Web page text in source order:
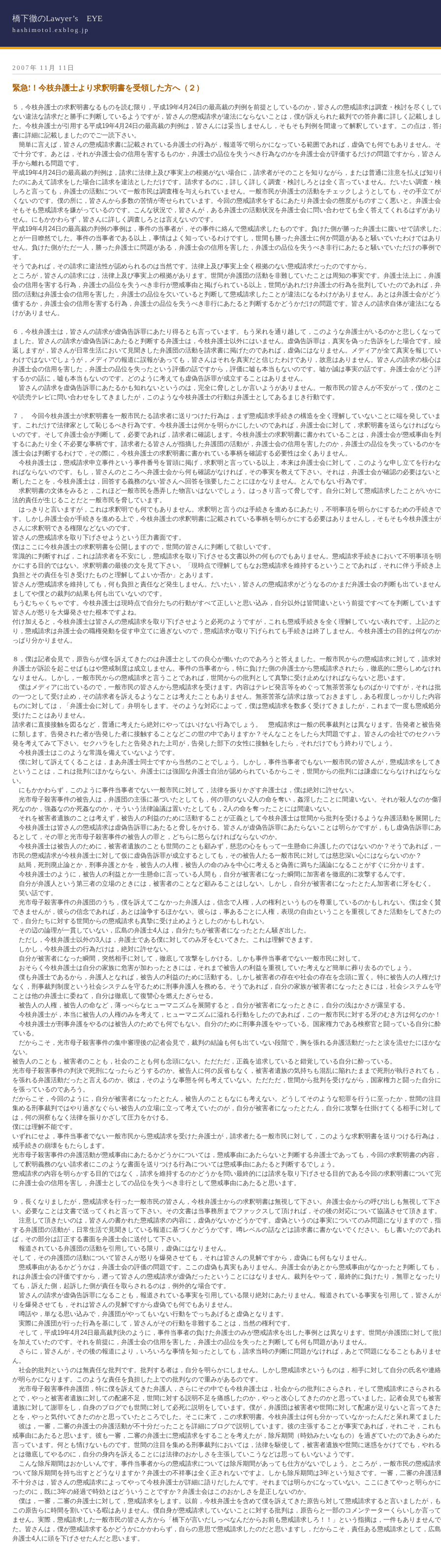
橋下徹のLawyer’s EYE
hashimotol.exblog.jp
2007年 11月 11日
緊急!！今枝弁護士より求釈明書を受領した方へ（２）
５，今枝弁護士の求釈明書なるものを読む限り，平成19年4月24日の最高裁の判例を前提としているのか，皆さんの懲戒請求は調査・検討を尽くして
ない違法な請求だと勝手に判断しているようですが，皆さんの懲戒請求が違法にならないことは，僕が訴えられた裁判での答弁書に詳しく記載しまし
た。今枝弁護士が引用する平成19年4月24日の最高裁の判例は，皆さんには妥当しませんし，そもそも判例を間違って解釈しています。この点は，答
書に詳細に記載しましたのでご一読下さい。
簡単に言えば，皆さんの懲戒請求書に記載されている弁護士の行為が，報道等で明らかになっている範囲であれば，虚偽でも何でもありません。
で十分です。あとは，それが弁護士会の信用を害するものか，弁護士の品位を失うべき行為なのかを弁護士会が評価するだけの問題ですから，皆さ
手から離れる問題です。
平成19年4月24日の最高裁の判例は，請求に法律上及び事実上の根拠がない場合に，請求者がそのことを知りながら，または普通に注意を払えば知り
たのにあえて請求をした場合に請求を違法としただけです。請求するのに，詳しく詳しく調査・検討しろとは全く言っていません。だいたい調査・
しろと言っても，弁護士の活動について一般市民は調査権を与えられていません。一般市民が弁護士の活動をチェックしようとしても，その手立て
くないのです。僕の所に，皆さんから多数の苦情が寄せられています。今回の懲戒請求をするにあたり弁護士会の態度がものすごく悪いと。弁護士
そもそも懲戒請求を嫌がっているのです。こんな状況で，皆さんが，ある弁護士の活動状況を弁護士会に問い合わせても全く答えてくれるはずがあり
せん。にもかかわらず，皆さんに詳しく調査しろとは言えないのです。
平成19年4月24日の最高裁の判例の事例は，事件の当事者が，その事件に絡んで懲戒請求したものです。負けた側が勝った弁護士に腹いせで請求した
とが一目瞭然でした。事件の当事者である以上，事情はよく知っているわけですし，世間も勝った弁護士に何か問題があると騒いでいたわけではあり
せん。負けた側がただ一人，勝った弁護士に問題がある，弁護士会の信用を害した，弁護士の品位を失うべき非行にあたると騒いでいただけの事例で
す。
そうであれば，その請求に違法性が認められるのは当然です。法律上及び事実上全く根拠のない懲戒請求だったのですから。
ところが，皆さんの請求には，法律上及び事実上の根拠があります。世間が弁護団の活動を非難していたことは周知の事実です。弁護士法上に，弁
会の信用を害する行為，弁護士の品位を失うべき非行が懲戒事由と掲げられている以上，世間があれだけ弁護士の行為を批判していたのであれば，
団の活動は弁護士会の信用を害した，弁護士の品位を欠いていると判断して懲戒請求したことが違法になるわけがありません。あとは弁護士会がど
価するか，弁護士会の信用を害する行為，弁護士の品位を失うべき非行にあたると判断するかどうかだけの問題です。皆さんの請求自体が違法にな
けがありません。
６，今枝弁護士は，皆さんの請求が虚偽告訴罪にあたり得るとも言っています。もう呆れを通り越して，このような弁護士がいるのかと悲しくなって
ました。皆さんの請求が虚偽告訴にあたると判断する弁護士は，今枝弁護士以外にはいません。虚偽告訴罪は，真実を偽った告訴をした場合です。繰
返しますが，皆さんが日常生活において見聞きした弁護団の活動を請求書に掲げたのであれば，虚偽にはなりません。メディアが全て真実を報じて
わけではないでしょうが，メディアの報道に誤報があっても，皆さんはそれを真実だと信じたわけであり，故意はありません。皆さんの請求の核心は
弁護士会の信用を害した，弁護士の品位を失ったという評価の話ですから，評価に嘘も本当もないのです。嘘か誠は事実の話です。弁護士会がどう
するかの話に，嘘も本当もないのです。どのように考えても虚偽告訴罪が成立することはありません。
皆さんの請求を虚偽告訴罪にあたるかも知れないというのは，完全に脅しとしか言いようがありません。一般市民の皆さんが不安がって，僕のと
や読売テレビに問い合わせをしてきましたが，このような今枝弁護士の行動は弁護士としてあるまじき行動です。
７， 今回今枝弁護士が求釈明書を一般市民たる請求者に送りつけた行為は，まず懲戒請求手続きの構造を全く理解していないことに端を発していま
す。これだけで法律家として恥じるべき行為です。今枝弁護士は何かを明らかにしたいのであれば，弁護士会に対して，求釈明書を送らなければな
いのです。そして弁護士会が判断して，必要であれば，請求者に確認します。今枝弁護士の求釈明書に書かれていることは，弁護士会が懲戒事由を
するにあたり全く不必要な事柄です。請求者たる皆さんが指摘した弁護団の活動が，弁護士会の信用を害したのか，弁護士の品位を失っているのか
護士会は判断するわけで，その際に，今枝弁護士の求釈明書に書かれている事柄を確認する必要性は全くありません。
今枝弁護士は，懲戒請求申立事件という事件番号を冒頭に掲げ，求釈明と言っている以上，本来は弁護士会に対して，このような申し立てを行わ
ればならないのです。もし，皆さんのところへ弁護士会から何も確認がなければ，その事実を教えて下さい。それは，弁護士会が確認の必要はないと
断したことを，今枝弁護士は，回答する義務のない皆さんへ回答を強要したことにほかなりません。とんでもない行為です。
求釈明書の文体をみると，これほど一般市民を愚弄した物言いはないでしょう。はっきり言って脅しです。自分に対して懲戒請求したことがいか
法的責任が生じることだと一般市民を脅しています。
はっきりと言いますが，これは求釈明でも何でもありません。求釈明と言うのは手続きを進めるにあたり，不明事項を明らかにするための手続きで
す。しかし弁護士会が手続きを進める上で，今枝弁護士の求釈明書に記載されている事柄を明らかにする必要はありませんし，そもそも今枝弁護士
さんに求釈明できる権限などないのです。
皆さんの懲戒請求を取り下げさせようという圧力書面です。
僕はここに今枝弁護士の求釈明書を公開しますので，世間の皆さんに判断して欲しいです。
常識的に判断すれば，これは請求者を不安にし，懲戒請求を取り下げさせる文書以外の何ものでもありません。懲戒請求手続きにおいて不明事項を
かにする目的ではない。求釈明書の最後の文を見て下さい。「現時点で理解してもなお懲戒請求を維持するということであれば，それに伴う手続き
負担とその責任を引き受けたものと理解してよいか否か」とあります。
皆さんが懲戒請求を維持しても，何も負担と責任など発生しません。だいたい，皆さんの懲戒請求がどうなるのかまだ弁護士会の判断も出ていません
ましてや僕との裁判の結果も何も出ていないのです。
もうむちゃくちゃです。今枝弁護士は現時点で自分たちの行動がすべて正しいと思い込み，自分以外は皆間違いという前提ですべてを判断しています
皆さんが怒りを大爆発させた根本ですよね。
付け加えると，今枝弁護士は皆さんの懲戒請求を取り下げさせようと必死のようですが，これも懲戒手続きを全く理解していない表れです。上記の
り，懲戒請求は弁護士会の職権発動を促す申立てに過ぎないので，懲戒請求が取り下げられても手続きは終了しません。今枝弁護士の目的は何なのか
っぱり分かりません。
８，僕は記者会見で，原告らが僕を訴えてきたのは弁護士としての良心が働いたのであろうと答えました。一般市民からの懲戒請求に対して，請求
弁護士が訴訟を起こせばもはや懲戒制度は成立しません。事件の当事者から，特に負けた側の弁護士から懲戒請求されたら，徹底的に懲らしめなけ
なりません。しかし，一般市民からの懲戒請求と言うことであれば，世間からの批判として真摯に受け止めなければならないと思います。
僕はメディアに出ているので，一般市民の皆さんから懲戒請求を受けます。内容はテレビ発言等をめぐって無茶苦茶なものばかりですが，それは批
の一つとして受け止め，その請求者を訴えるようなことは考えたこともありません。無茶苦茶な請求は放っておきますし，ある程度しっかりした内
ものに対しては，「弁護士会に対して」弁明をします。そのような対応によって，僕は懲戒請求を数多く受けてきましたが，これまで一度も懲戒処
受けたことはありません。
請求者に直接接触を図るなど，普通に考えたら絶対にやってはいけない行為でしょう。 懲戒請求は一般の民事裁判とは異なります。告発者と被告
に類します。告発された者が告発した者に接触することなどこの世の中でありますか？そんなことをしたら大問題ですよ。皆さんの会社でのセクハ
発を考えてみて下さい。セクハラをしたと告発された上司が，告発した部下の女性に接触をしたら，それだけでもう終わりでしょう。
今枝弁護士はこのような常識を備えていないようです。
僕に対して訴えてくることは，まあ弁護士同士ですから当然のことでしょう。しかし，事件当事者でもない一般市民の皆さんが，懲戒請求をして
ということは，これは批判にほかならない。弁護士には強固な弁護士自治が認められているからこそ，世間からの批判には謙虚にならなければならな
い。
にもかかわらず，このように事件当事者でない一般市民に対して，法律を振りかざす弁護士は，僕は絶対に許せない。
光市母子殺害事件の被告人は，弁護団の主張に基づいたとしても，何の罪のない2人の命を奪い，姦淫したことに間違いない。それが殺人なのか傷
死なのか，強姦なのか死姦なのか，そういう法律論議は置いたとしても，2人の命を奪ったことには間違いない。
それを被害者遺族のことは考えず，被告人の利益のために活動することが正義として今枝弁護士は世間から批判を受けるような弁護活動を展開した
今枝弁護士は皆さんの懲戒請求は虚偽告訴罪にあたると脅しをかける。皆さんが虚偽告訴罪にあたらないことは明らかですが，もし虚偽告訴罪に
るとして，その罪と光市母子殺害事件の被告人の罪と，どちらに怒らなければならないのか。
今枝弁護士は被告人のために，被害者遺族のことも世間のことも顧みず，慈悲の心をもって一生懸命に弁護したのではないのか？そうであれば，
市民の懲戒請求が今枝弁護士に対して仮に虚偽告訴罪が成立するとしても，その被告人たる一般市民に対しては慈悲深い心にはならないのか？
結局，死刑廃止論とか，刑事弁護とかを，被告人の人権，被告人の命のみを中心に考えると偽善に満ちた議論になることがすぐに分かります。
今枝弁護士のように，被告人の利益とか一生懸命に言っている人間も，自分が被害者になった瞬間に加害者を徹底的に攻撃するんです。
自分が弁護人という第三者の立場のときには，被害者のことなど顧みることはしない。しかし，自分が被害者になったとたん加害者に牙をむく。
笑い話です。
光市母子殺害事件の弁護団のうち，僕を訴えてこなかった弁護人は，信念で人権，人の権利というものを尊重しているのかもしれない。僕は全く
できませんが，彼らの信念であれば，あとは論争するほかない。彼らは，事あるごとに人権，表現の自由ということを重視してきた活動をしてきたの
で，自分たちに対する世間からの懲戒請求も真摯に受け止めようとしたのかもしれない。
その辺の論理が一貫していない，広島の弁護士4人は，自分たちが被害者になったとたん騒ぎ出した。
ただし，今枝弁護士以外の3人は，弁護士である僕に対してのみ牙をむいてきた。これは理解できます。
しかし，今枝弁護士の行為だけは，絶対に許せない。
自分が被害者になった瞬間，突然相手に対して，徹底して攻撃をしかける。しかも事件当事者でない一般市民に対して。
おそらく今枝弁護士は自分の家族に危害が加わったときには，それまで被告人の利益を重視していた考えなど簡単に葬り去るのでしょう。
僕も弁護士であるから，弁護人となれば，被告人の利益のために活動する。しかし被害者の存在や社会の存在を念頭に置く。特に被告人の人権だ
なく，刑事裁判制度という社会システムを守るために刑事弁護人を務める。そうであれば，自分の家族が被害者になったときには，社会システムを
ことは他の弁護士に委ねて，自分は徹底して復讐心を燃えたぎらせる。
被告人の人権，被告人の命など，薄っぺらなヒューマニズムを展開すると，自分が被害者になったときに，自分の浅はかさが露呈する。
今枝弁護士が，本当に被告人の人権のみを考えて，ヒューマニズムに溢れる行動をしたのであれば，この一般市民に対する牙のむき方は何なのか！
今枝弁護士が刑事弁護をやるのは被告人のためでも何でもない。自分のために刑事弁護をやっている。国家権力である検察官と闘っている自分に
ている。
だからこそ，光市母子殺害事件の集中審理後の記者会見で，裁判の結論も何も出ていない段階で，胸を張れる弁護活動だったと涙を流せたにほか
ない。
被告人のことも，被害者のことも，社会のことも何も念頭にない。ただただ，正義を追求していると錯覚している自分に酔っている。
光市母子殺害事件の判決で死刑になったらどうするのか。被告人に何の反省もなく，被害者遺族の気持ちも混乱に陥れたままで死刑が執行されても
を張れる弁護活動だったと言えるのか。彼は，そのような事態を何も考えていない。ただただ，世間から批判を受けながら，国家権力と闘った自分
を張っているのであろう。
だからこそ，今回のように，自分が被害者になったとたん，被告人のこともなにも考えない。どうしてそのような犯罪を行うに至ったか，世間の注
集める刑事裁判ではやり過ぎなぐらい被告人の立場に立って考えていたのが，自分が被害者になったとたん，自分に攻撃を仕掛けてくる相手に対して
は，何の洞察もなく法律を振りかざして圧力をかける。
僕には理解不能です。
いずれにせよ，事件当事者でない一般市民から懲戒請求を受けた弁護士が，請求者たる一般市民に対して，このような求釈明書を送りつける行為は
戒手続きの崩壊をもたらします。
光市母子殺害事件の弁護活動が懲戒事由にあたるかどうかについては，懲戒事由にあたらないと判断する弁護士であっても，今回の求釈明書の内容
して釈明義務のない請求者にこのような書面を送りつける行為については懲戒事由にあたると判断するでしょう。
懲戒請求の内容を明らかする目的ではなく，請求を維持するのかどうかを問い最終的には請求を取り下げさせる目的である今回の求釈明書について
に弁護士会の信用を害し，弁護士としての品位を失うべき非行として懲戒事由にあたると思います。
９，長くなりましたが，懲戒請求を行った一般市民の皆さん，今枝弁護士からの求釈明書は無視して下さい。弁護士会からの呼び出しも無視して下さ
い。必要なことは文書で送ってくれと言って下さい。その文書は当事務所までファックスして頂ければ，その後の対応について協議させて頂きます。
注意して頂きたいのは，皆さんの書かれた懲戒請求の内容に，虚偽がないかどうかです。虚偽というのは事実についてのみ問題になりますので，
する弁護団の活動が，日常生活で見聞きしている報道に基づくかどうかです。噂レベルの話などは請求書に書かないでください。もし書いたのであれ
ば，その部分は訂正する書面を弁護士会に送付して下さい。
報道されている弁護団の活動を引用している限り，虚偽にはなりません。
そして，その弁護団の活動について皆さんが怒りを爆発させても，それは皆さんの見解ですから，虚偽にも何もなりません。
懲戒事由があるかどうかは，弁護士会の評価の問題です。ここの虚偽も真実もありません。弁護士会があとから懲戒事由がなかったと判断しても
れは弁護士会の評価ですから，遡って皆さんの懲戒請求が虚偽だったということにはなりません。裁判をやって，最終的に負けたり，無罪となった
ても，訴えた側，起訴した側が責任を取らされるのは，例外的な場合です。
皆さんの請求が虚偽告訴罪になることも，報道されている事実を引用している限り絶対にあたりません。報道されている事実を引用して，皆さん
りを爆発させても，それは皆さんの見解ですから虚偽でも何でもありません。
噂話や，単なる思い込みで，弁護団がやってもいない行動をでっちあげると虚偽となります。
実際に弁護団が行った行為を基にして，皆さんがその行動を非難することは，当然の権利です。
そして，平成19年4月24日最高裁判決のように，事件当事者の負けた弁護士のみが懲戒請求を出した事例とは異なります。世間が弁護団に対して批
を加えていたのです。それを前提に，弁護士会の信用を害した，弁護士の品位を失ったと判断しても何も問題がありません。
さらに，皆さんが，その後の報道により，いろいろな事情を知ったとしても，請求当時の判断に問題がなければ，あとで問題になることもありませ
ん。
社会的批判というのは無責任な批判です。批判する者は，自分を明らかにしません。しかし懲戒請求というものは，相手に対して自分の氏名や連
が明らかになります。このような責任を負担した上での批判なので重みがあるのです。
光市母子殺害事件弁護団，特に僕を訴えてきた弁護人，さらにその中でも今枝弁護士は，社会からの批判にさらされ，そして懲戒請求にさらされる
とで，やっと被害者遺族に対しての配慮不足，世間に対する説明不足を痛感したのか，やっと改心してきたのかと思っていました。記者会見でも被
遺族に対して謝罪をし，自身のブログでも世間に対して必死に説明をしています。僕が，弁護団は被害者や世間に対して配慮が足りないと言ってきた
とを，やっと気付いてきたのかと思っていたところでした。そこに来て，この求釈明書。今枝弁護士は何も分かっていなかったんだと呆れ果てました
彼は，一審，二審の弁護士の弁護活動が不十分だったことを詳細にブログで説明しています。彼の主張することが事実であれば，それこそ，これ
戒事由にあたると思います。彼も一審，二審の弁護士に懲戒請求をすることを考えたが，除斥期間（時効みたいなもの）を過ぎていたのであきらめた
言っています。何とも情けないものです。世間の注目を集める刑事裁判においては，法律を駆使して，被害者遺族や世間に迷惑をかけてでも，やれる
とは徹底してやるのに，自分の身内を訴えることには法律のおかしさを主張していこうなどは思ってもいないようです。
こんな除斥期間はおかしいんです。事件当事者からの懲戒請求については除斥期間があっても仕方がないでしょう。ところが，一般市民の懲戒請
ついて除斥期間を持ち出すとどうなりますか？弁護士の不祥事は全く正されないですよ。しかも除斥期間は3年という短さです。一審，二審の弁護活
不十分さは，皆さんの懲戒請求によってやって今枝弁護士が詳細に語りだしたんです。それまでは明らかになっていない。ここにきてやっと明らか
ったのに，既に3年の経過で時効とはどういうことですか？弁護士会はこのおかしさを是正しないのか。
僕は，一審，二審の弁護士に対して，懲戒請求をします。以前，今枝弁護士を含めて僕を訴えてきた原告ら対して懲戒請求すると言いましたが，も
この原告らに時間を割いている暇はありません。僕自身が懲戒請求していないことに対する批判は，原告らと一部のコメンテーターくらいしか言っ
ません。実際，懲戒請求した一般市民の皆さん方から「橋下が言いだしっぺなんだからお前も懲戒請求しろ！！」という指摘は，一件もありません
た。皆さんは，僕が懲戒請求するかどうかにかかわらず，自らの意思で懲戒請求したのだと思いますし，だからこそ，責任ある懲戒請求として，広
弁護士4人に頭を下げさせたんだと思います。